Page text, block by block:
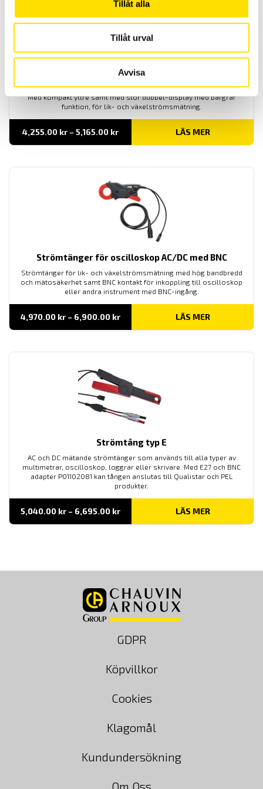
Tillåt alla
Tillåt urval
Avvisa
Med kompakt yttre samt med stor dubbel-display med bargraf
funktion, för lik- och växelströmsmätning.
4,255.00 kr – 5,165.00 krPrisintervall:
till
LÄS MER
Strömtänger för oscilloskop AC/DC med BNC
Strömtänger för lik- och växelströmsmätning med hög bandbredd
och mätosäkerhet samt BNC kontakt för inkoppling till oscilloskop
eller andra instrument med BNC-ingång.
4,970.00 kr – 6,900.00 krPrisintervall:
till
LÄS MER
Strömtång typ E
AC och DC mätande strömtänger som används till alla typer av
multimetrar, oscilloskop, loggrar eller skrivare. Med E27 och BNC
adapter P01102081 kan tången anslutas till Qualistar och PEL
produkter.
5,040.00 kr – 6,695.00 krPrisintervall:
till
LÄS MER
GDPR
Köpvillkor
Cookies
Klagomål
Kundundersökning
Om Oss